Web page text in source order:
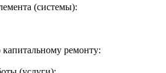
(системы):
ремонту: